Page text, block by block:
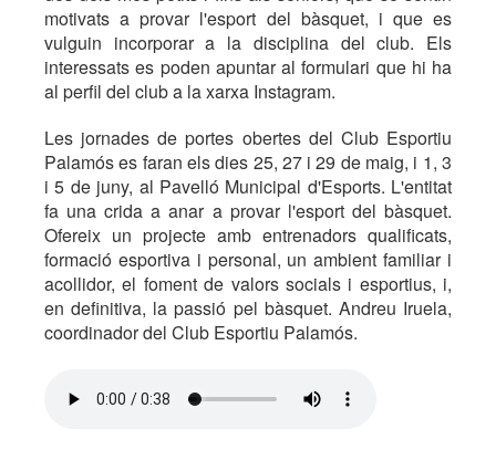
motivats a provar l'esport del bàsquet, i que es
vulguin incorporar a la disciplina del club. Els
interessats es poden apuntar al formulari que hi ha
al perfil del club a la xarxa Instagram.
Les jornades de portes obertes del Club Esportiu
Palamós es faran els dies 25, 27 i 29 de maig, i 1, 3
i 5 de juny, al Pavelló Municipal d'Esports. L'entitat
fa una crida a anar a provar l'esport del bàsquet.
Ofereix un projecte amb entrenadors qualificats,
formació esportiva i personal, un ambient familiar i
acollidor, el foment de valors socials i esportius, i,
en definitiva, la passió pel bàsquet. Andreu Iruela,
coordinador del Club Esportiu Palamós.